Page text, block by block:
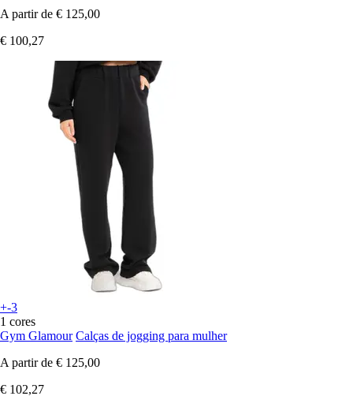
A partir de € 125,00
€ 100,27
+-3
1 cores
Gym Glamour Calças de jogging para mulher
A partir de € 125,00
€ 102,27